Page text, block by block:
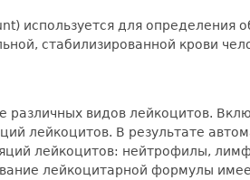
используется для определения
стабилизированной крови
видов лейкоцитов.
лейкоцитов. В результате
лейкоцитов: нейтрофилы,
лейкоцитарной формулы